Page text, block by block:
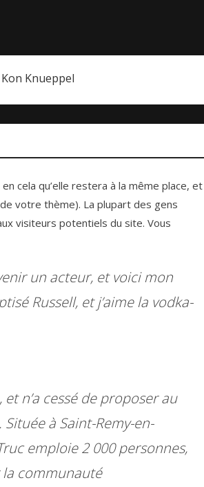
Knueppel
cela qu’elle restera à la même place, et
votre thème). La plupart des gens
visiteurs potentiels du site. Vous
un acteur, et voici mon
Russell, et j’aime la vodka-
n’a cessé de proposer au
à Saint-Remy-en-
emploie 2 000 personnes,
communauté